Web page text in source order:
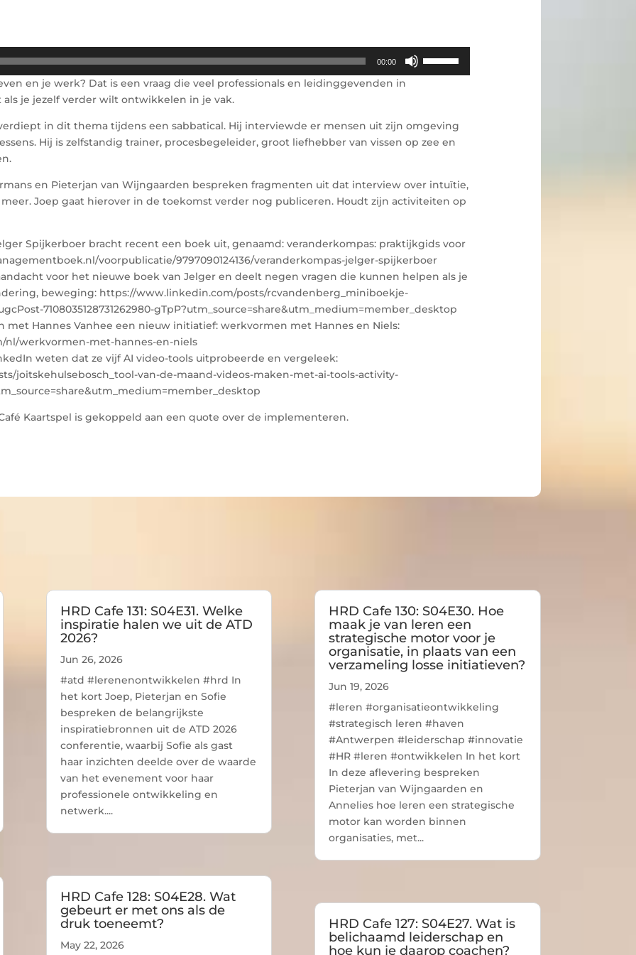
00:00
volume.
en je werk? Dat is een vraag die veel professionals en leidinggevenden in
als je jezelf verder wilt ontwikkelen in je vak.
in dit thema tijdens een sabbatical. Hij interviewde er mensen uit zijn omgeving
Hij is zelfstandig trainer, procesbegeleider, groot liefhebber van vissen op zee en
en Pieterjan van Wijngaarden bespreken fragmenten uit dat interview over intuïtie,
Joep gaat hierover in de toekomst verder nog publiceren. Houdt zijn activiteiten op
Spijkerboer bracht recent een boek uit, genaamd: veranderkompas: praktijkgids voor
voorpublicatie/9797090124136/veranderkompas-jelger-spijkerboer
voor het nieuwe boek van Jelger en deelt negen vragen die kunnen helpen als je
beweging: https://www.linkedin.com/posts/rcvandenberg_miniboekje-
7108035128731262980-gTpP?utm_source=share&utm_medium=member_desktop
met Hannes Vanhee een nieuw initiatief: werkvormen met Hannes en Niels:
nl/werkvormen-met-hannes-en-niels
weten dat ze vijf AI video-tools uitprobeerde en vergeleek:
joitskehulsebosch_tool-van-de-maand-videos-maken-met-ai-tools-activity-
Kaartspel is gekoppeld aan een quote over de implementeren.
HRD Cafe 131: S04E31. Welke
inspiratie halen we uit de ATD
2026?
Jun 26, 2026
#atd #lerenenontwikkelen #hrd In
het kort Joep, Pieterjan en Sofie
bespreken de belangrijkste
inspiratiebronnen uit de ATD 2026
conferentie, waarbij Sofie als gast
haar inzichten deelde over de waarde
van het evenement voor haar
professionele ontwikkeling en
netwerk....
HRD Cafe 128: S04E28. Wat
gebeurt er met ons als de
druk toeneemt?
May 22, 2026
HRD Cafe 130: S04E30. Hoe
maak je van leren een
strategische motor voor je
organisatie, in plaats van een
verzameling losse initiatieven?
Jun 19, 2026
#leren #organisatieontwikkeling
#strategisch leren #haven
#Antwerpen #leiderschap #innovatie
#HR #leren #ontwikkelen In het kort
In deze aflevering bespreken
Pieterjan van Wijngaarden en
Annelies hoe leren een strategische
motor kan worden binnen
organisaties, met...
HRD Cafe 127: S04E27. Wat is
belichaamd leiderschap en
hoe kun je daarop coachen?